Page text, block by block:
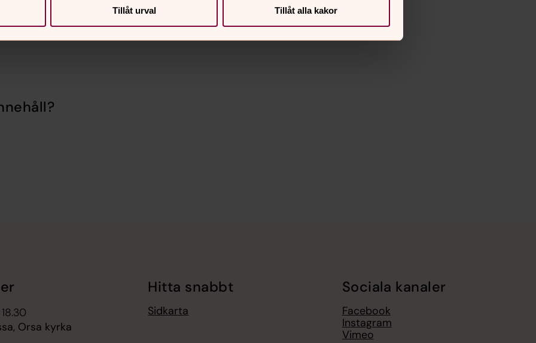
Tillåt urval Tillåt alla kakor
Orsa kyrka
Hitta snabbt
Sidkarta
Sociala kanaler
Facebook
Instagram
Vimeo